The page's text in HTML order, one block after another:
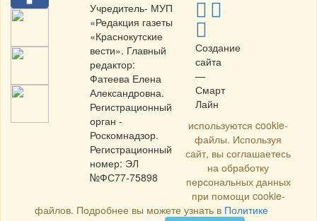
Учредитель- МУП
«Редакция газеты
«Краснокутские
вести». Главный
редактор:
Фатеева Елена
Александровна.
Регистрационный
орган -
Роскомнадзор.
Регистрационный
номер: ЭЛ
№ФС77-75898
Создание
сайта
—
Смарт
Лайн
используются cookie-
файлы. Используя
сайт, вы соглашаетесь
на обработку
персональных данных
при помощи cookie-
файлов. Подробнее вы можете узнать в Политике